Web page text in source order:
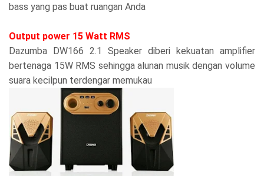
bass yang pas buat ruangan Anda
Output power 15 Watt RMS
Dazumba DW166 2.1 Speaker diberi kekuatan amplifier
bertenaga 15W RMS sehingga alunan musik dengan volume
suara kecilpun terdengar memukau